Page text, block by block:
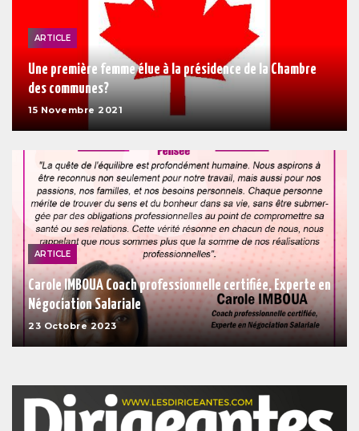
ARTICLE
Une première femme élue à la présidence de la Chambre
des communes?
15 Novembre 2021
ARTICLE
Carole IMBOUA Coach professionnelle certifiée, Experte en
Négociation Salariale
23 Octobre 2023